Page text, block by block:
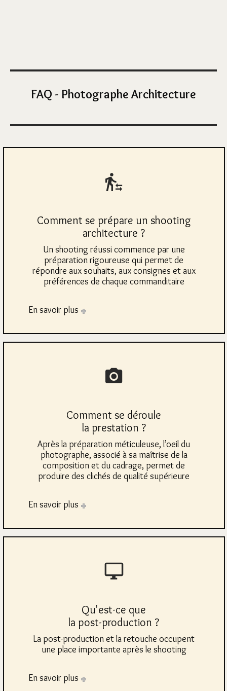
FAQ - Photographe Architecture
Comment se prépare un shooting
architecture ?
Un shooting réussi commence par une
préparation rigoureuse qui permet de
répondre aux souhaits, aux consignes et aux
préférences de chaque commanditaire
En savoir plus
Comment se déroule
la prestation ?
Après la préparation méticuleuse, l’oeil du
photographe, associé à sa maîtrise de la
composition et du cadrage, permet de
produire des clichés de qualité supérieure
En savoir plus
Qu'est-ce que
la post-production ?
La post-production et la retouche occupent
une place importante après le shooting
En savoir plus